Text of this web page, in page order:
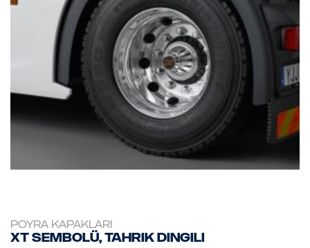
POYRA KAPAKLARI
XT sembolü, tahrik dingili